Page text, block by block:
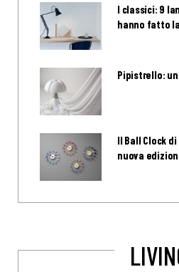
I classici: 9
hanno fatto
Pipistrello:
Il Ball Clock
nuova